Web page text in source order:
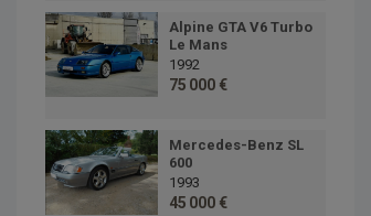
Alpine GTA V6 Turbo
Le Mans
1992
75 000 €
Mercedes-Benz SL
600
1993
45 000 €